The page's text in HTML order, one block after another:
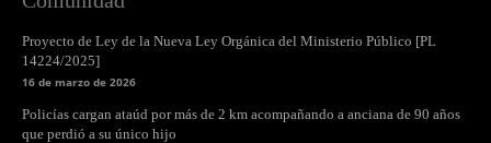
Proyecto de Ley de la Nueva Ley Orgánica del Ministerio Público [PL
14224/2025]
16 de marzo de 2026
Policías cargan ataúd por más de 2 km acompañando a anciana de 90 años
que perdió a su único hijo